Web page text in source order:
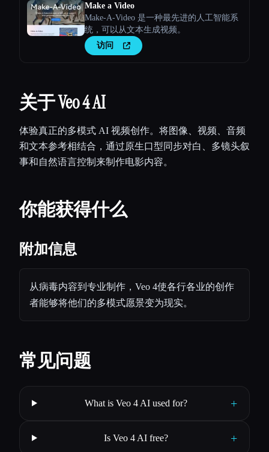
Make a Video
Make-A-Video 是一种最先进的人工智能系
统，可以从文本生成视频。
访问
关于 Veo 4 AI
体验真正的多模式 AI 视频创作。将图像、视频、音频
和文本参考相结合，通过原生口型同步对白、多镜头叙
事和自然语言控制来制作电影内容。
你能获得什么
附加信息
从病毒内容到专业制作，Veo 4使各行各业的创作
者能够将他们的多模式愿景变为现实。
常见问题
What is Veo 4 AI used for? +
Is Veo 4 AI free? +